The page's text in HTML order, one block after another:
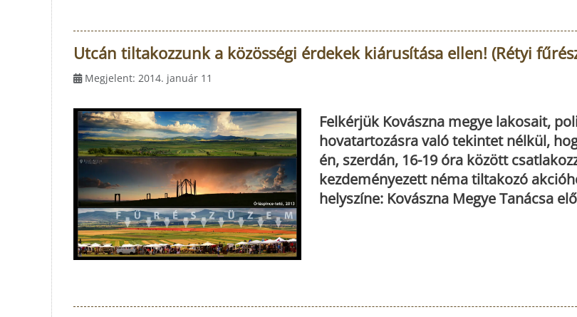
Utcán tiltakozzunk a közösségi érdekek kiárusítása ellen! (Rétyi
Megjelent: 2014. január 11
Felkérjük Kovászna megye lakosait,
hovatartozásra való tekintet nélkül,
én, szerdán, 16-19 óra között
kezdeményezett néma tiltakozó
helyszíne: Kovászna Megye Tanácsa